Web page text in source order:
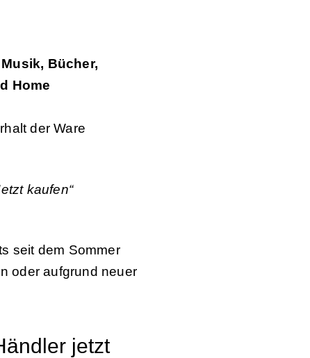
Bücher,
Home
der Ware
kaufen“
seit dem Sommer
oder aufgrund neuer
jetzt